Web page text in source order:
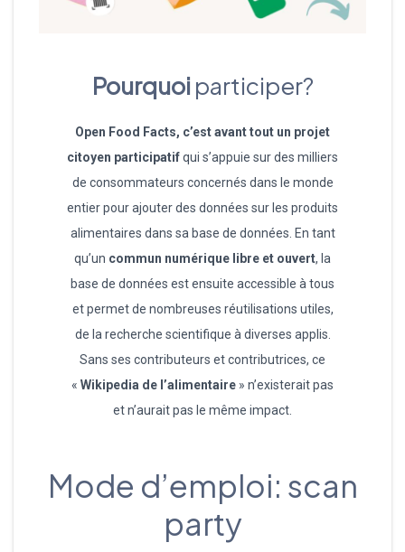
Pourquoi participer?
Open Food Facts, c’est avant tout un projet
citoyen participatifqui s’appuie sur des milliers
de consommateurs concernés dans le monde
entier pour ajouter des données sur les produits
alimentaires dans sa base de données. En tant
qu’un commun numérique libre et ouvert, la
base de données est ensuite accessible à tous
et permet de nombreuses réutilisations utiles,
de la recherche scientifique à diverses applis.
Sans ses contributeurs et contributrices, ce
« Wikipedia de l’alimentaire » n’existerait pas
et n’aurait pas le même impact.
Mode d’emploi: scan
party